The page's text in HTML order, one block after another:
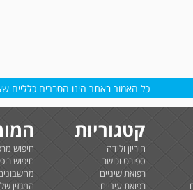
כל האמור באתר הינו הסברים כלליים
קטגוריות
היריון ולידה
ספורט וכושר
רפואת שיניים
רפואת עיניים
חיפוש
חיפוש
המגזין